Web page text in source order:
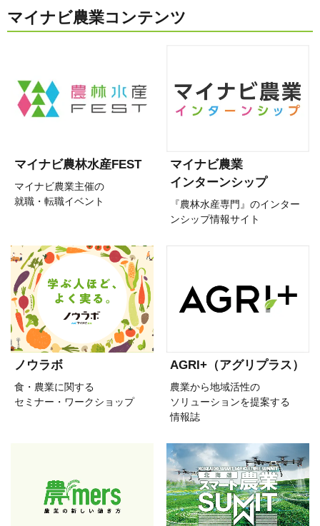
マイナビ農業コンテンツ
マイナビ農林水産FEST
マイナビ農業主催の
就職・転職イベント
マイナビ農業
インターンシップ
『農林水産専門』のインター
ンシップ情報サイト
ノウラボ
食・農業に関する
セミナー・ワークショップ
AGRI+（アグリプラス）
農業から地域活性の
ソリューションを提案する
情報誌